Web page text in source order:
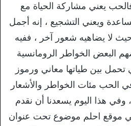
يعني مشاركة الحياة مع
ويعني التشجيع ، إنه أجمل
لا يضاهيه شعور آخر ، ففيه
البعض الخواطر الرومانسية
تحمل بين طياتها معاني ورموز
الحب مئات الخواطر والأشعار
وفي هذا اليوم يسعدنا أن نقدم
موقع احلم موضوع تحت عنوان